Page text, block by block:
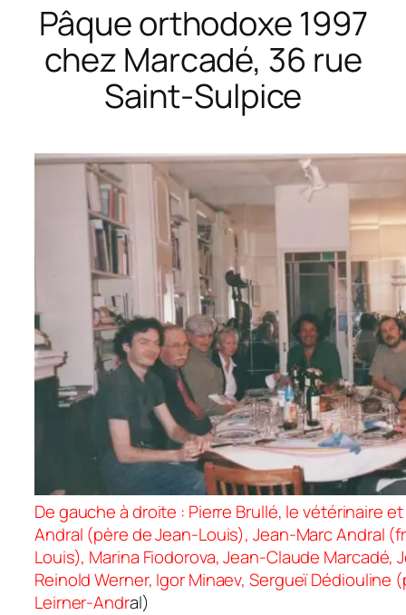
Pâque orthodoxe 1997
chez Marcadé, 36 rue
Saint-Sulpice
De gauche à droite : Pierre Brullé, le vétérinaire
Andral (père de Jean-Louis), Jean-Marc Andral
Louis), Marina Fiodorova, Jean-Claude Marcadé,
Reinold Werner, Igor Minaev, Sergueï Dédiouline
Leirner-Andral)